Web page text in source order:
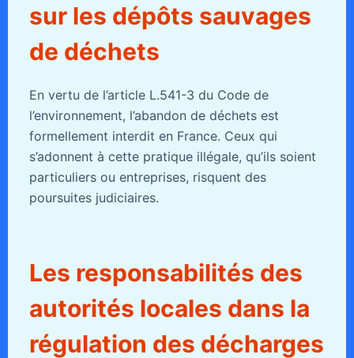
sur les dépôts sauvages
de déchets
En vertu de l’article L.541-3 du Code de
l’environnement, l’abandon de déchets est
formellement interdit en France. Ceux qui
s’adonnent à cette pratique illégale, qu’ils soient
particuliers ou entreprises, risquent des
poursuites judiciaires.
Les responsabilités des
autorités locales dans la
régulation des décharges